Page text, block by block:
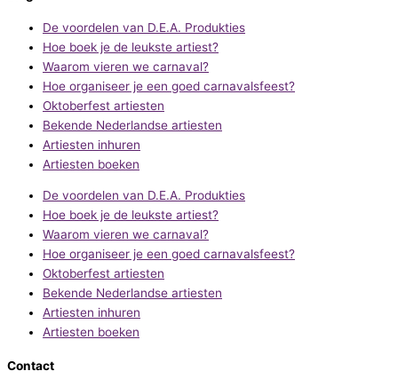
De voordelen van D.E.A. Produkties
Hoe boek je de leukste artiest?
Waarom vieren we carnaval?
Hoe organiseer je een goed carnavalsfeest?
Oktoberfest artiesten
Bekende Nederlandse artiesten
Artiesten inhuren
Artiesten boeken
De voordelen van D.E.A. Produkties
Hoe boek je de leukste artiest?
Waarom vieren we carnaval?
Hoe organiseer je een goed carnavalsfeest?
Oktoberfest artiesten
Bekende Nederlandse artiesten
Artiesten inhuren
Artiesten boeken
Contact